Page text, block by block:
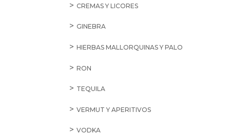
CREMAS Y LICORES
GINEBRA
HIERBAS MALLORQUINAS Y PALO
RON
TEQUILA
VERMUT Y APERITIVOS
VODKA